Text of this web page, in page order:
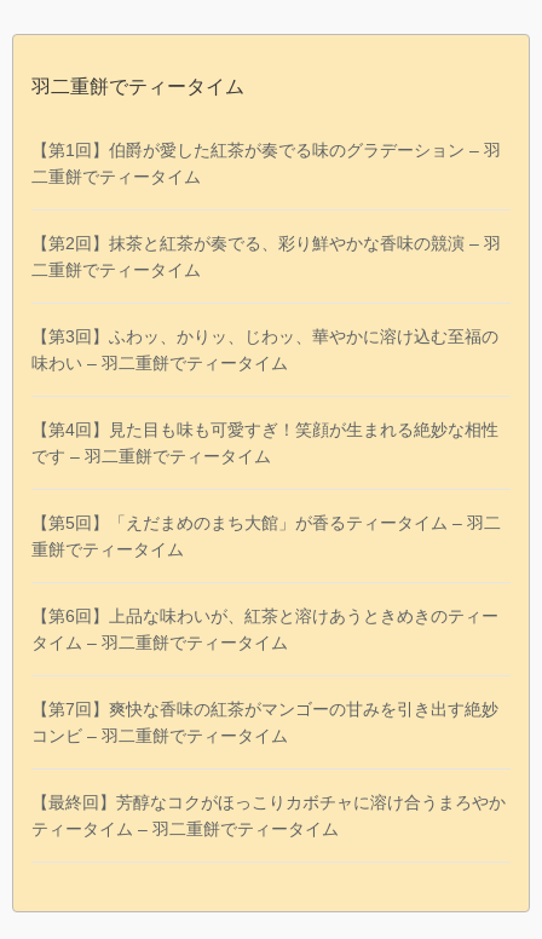
羽二重餅でティータイム
【第1回】伯爵が愛した紅茶が奏でる味のグラデーション – 羽
二重餅でティータイム
【第2回】抹茶と紅茶が奏でる、彩り鮮やかな香味の競演 – 羽
二重餅でティータイム
【第3回】ふわッ、かりッ、じわッ、華やかに溶け込む至福の
味わい – 羽二重餅でティータイム
【第4回】見た目も味も可愛すぎ！笑顔が生まれる絶妙な相性
です – 羽二重餅でティータイム
【第5回】「えだまめのまち大館」が香るティータイム – 羽二
重餅でティータイム
【第6回】上品な味わいが、紅茶と溶けあうときめきのティー
タイム – 羽二重餅でティータイム
【第7回】爽快な香味の紅茶がマンゴーの甘みを引き出す絶妙
コンビ – 羽二重餅でティータイム
【最終回】芳醇なコクがほっこりカボチャに溶け合うまろやか
ティータイム – 羽二重餅でティータイム